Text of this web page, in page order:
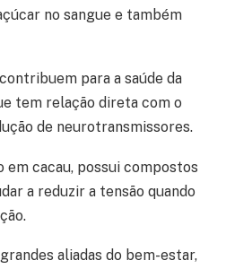
no sangue e também
contribuem para a saúde da
tem relação direta com o
de neurotransmissores.
em cacau, possui compostos
a reduzir a tensão quando
aliadas do bem-estar,